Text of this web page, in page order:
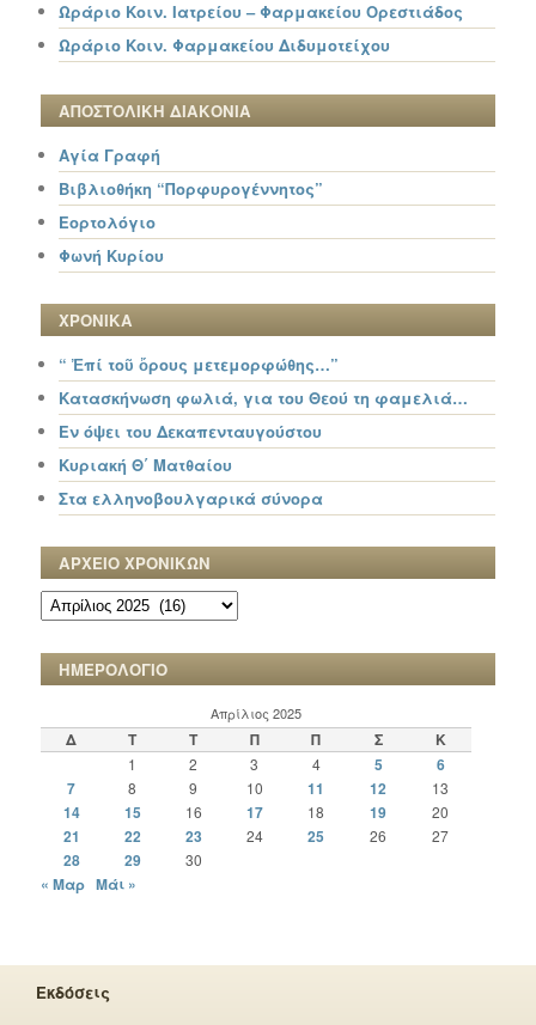
Ωράριο Κοιν. Ιατρείου – Φαρμακείου Ορεστιάδος
Ωράριο Κοιν. Φαρμακείου Διδυμοτείχου
ΑΠΟΣΤΟΛΙΚΗ ΔΙΑΚΟΝΙΑ
Αγία Γραφή
Βιβλιοθήκη “Πορφυρογέννητος”
Εορτολόγιο
Φωνή Κυρίου
ΧΡΟΝΙΚΑ
“ Ἐπί τοῦ ὄρους μετεμορφώθης…”
Κατασκήνωση φωλιά, για του Θεού τη φαμελιά…
Εν όψει του Δεκαπενταυγούστου
Κυριακή Θ΄ Ματθαίου
Στα ελληνοβουλγαρικά σύνορα
ΑΡΧΕΙΟ ΧΡΟΝΙΚΩΝ
ΑΡΧΕΙΟ
ΧΡΟΝΙΚΩΝ
ΗΜΕΡΟΛΟΓΙΟ
Απρίλιος 2025
Δ Τ Τ Π Π Σ Κ
1 2 3 4 5
6
7
8 9 10 11 12 13
14 15 16 17 18 19 20
21 22 23 24 25 26 27
28 29 30
« Μαρ Μάι »
Εκδόσεις